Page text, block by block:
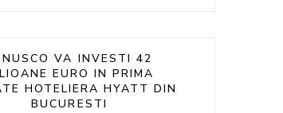
NUSCO VA INVESTI 42
EURO IN PRIMA
HOTELIERA HYATT DIN
BUCURESTI